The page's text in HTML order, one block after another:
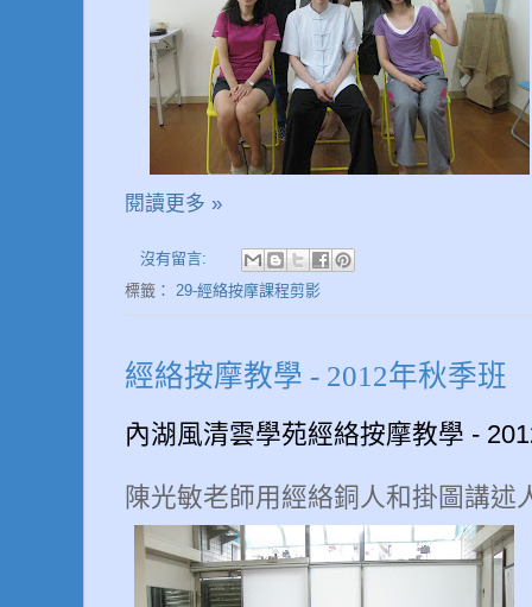
閱讀更多 »
沒有留言:
標籤： 29-經絡按摩課程剪影
經絡按摩教學 - 2012年秋季班
內湖風清雲學苑經絡按摩教學 -
陳光敏老師用經絡銅人和掛圖講述